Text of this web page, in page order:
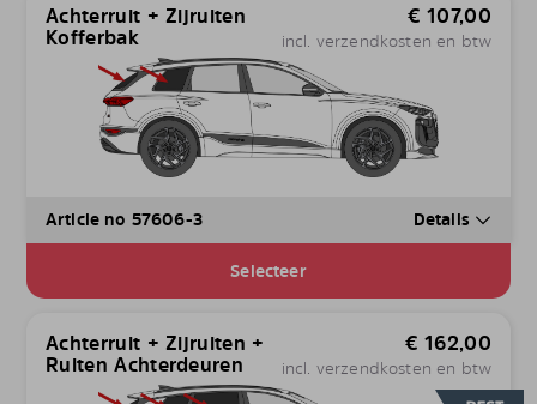
Achterruit + Zijruiten
Kofferbak
€ 107,00
incl. verzendkosten en btw
Article no 57606-3 Details
Selecteer
Achterruit + Zijruiten +
Ruiten Achterdeuren
€ 162,00
incl. verzendkosten en btw